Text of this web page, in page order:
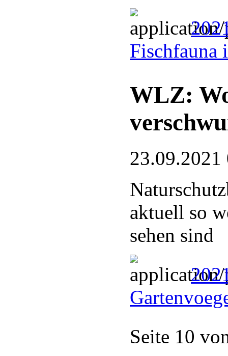
Fischfauna
WLZ:
23.09.2021
aktuell so
sehen sind
Seite 10